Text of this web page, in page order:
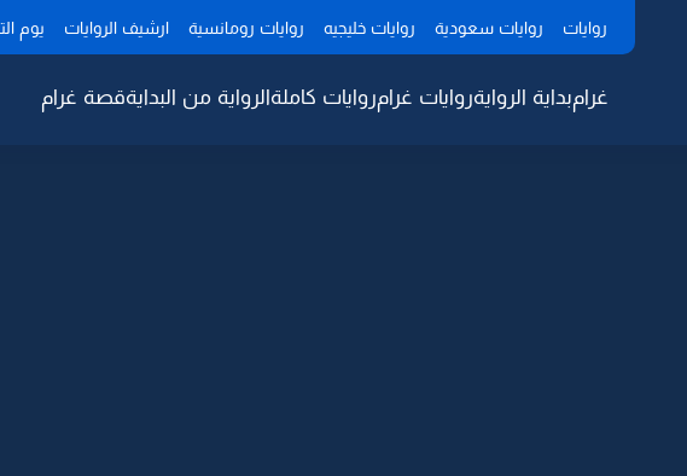
روايات روايات سعودية روايات خليجيه روايات رومانسية ارشيف الروايات يوم
غرامبداية الروايةروايات غرامروايات كاملةالرواية من البدايةقصة غرام